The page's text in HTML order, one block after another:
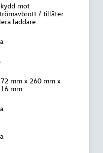
mot
/ tillåter
laddare
mm x 260 mm x
mm